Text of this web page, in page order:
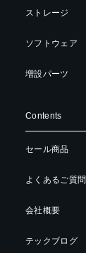
ストレージ
ソフトウェア
増設パーツ
Contents
セール商品
よくあるご質問
会社概要
テックブログ